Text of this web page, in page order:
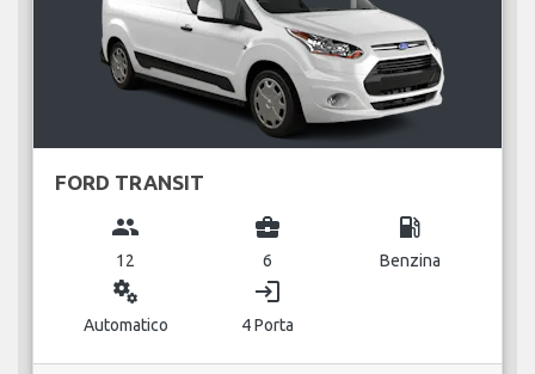
FORD TRANSIT
group
12
business_center
6
local_gas_station
Benzina
miscellaneous_services
Automatico
login
4 Porta